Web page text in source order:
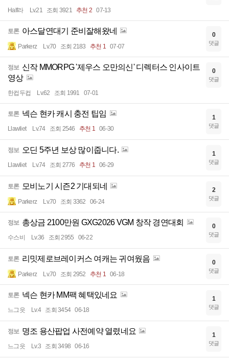
Half라 Lv.21 조회 3921 추천 2 07-13
토론 아스달연대기 준비잘해왔네
Parkerz Lv.70 조회 2183 추천 1 07-07
0
댓글
정보 신작 MMORPG '제우스 오만의신' 디렉터스 인사이트
영상
한컵두컵 Lv.62 조회 1991 07-01
0
댓글
토론 넥슨 현카 캐시 충전 팁임
Llawliet Lv.74 조회 2546 추천 1 06-30
1
댓글
정보 오딘 5주년 보상 많이줍니다.
Llawliet Lv.74 조회 2776 추천 1 06-29
1
댓글
토론 모비노기 시즌2 기대되네
Parkerz Lv.70 조회 3362 06-24
2
댓글
정보 총상금 2100만원 GXG2026 VGM 창작 경연대회
수스비 Lv.36 조회 2955 06-22
0
댓글
토론 리밋제로브레이커스 여캐는 귀여웠음
Parkerz Lv.70 조회 2952 추천 1 06-18
0
댓글
토론 넥슨 현카 MM팩 혜택있네요
느그읏 Lv.4 조회 3454 06-18
1
댓글
정보 명조 용산팝업 사전예약 열렸네요
느그읏 Lv.3 조회 3498 06-16
1
댓글